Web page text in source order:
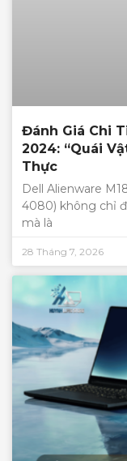
Đánh Giá Chi
2024: “Quái
Thực
Dell Alienware
4080) không chỉ
mà là
28 Tháng 7, 2026